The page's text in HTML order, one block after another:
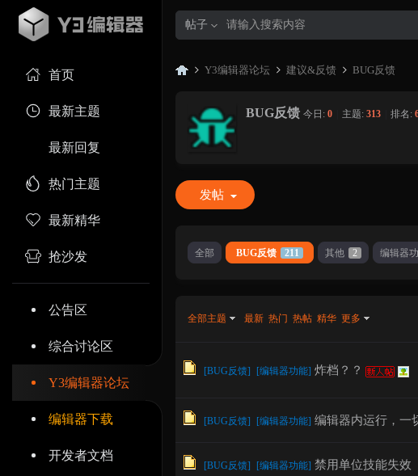
首页
最新主题
最新回复
热门主题
最新精华
抢沙发
公告区
综合讨论区
Y3编辑器论坛
编辑器下载
开发者文档
帖子
辑
Y3编辑器论坛 建议&反馈 BUG反馈
BUG反馈 今日:0 主题:313 排名:
发帖
全部 BUG反馈 211 其他 2 编辑器
全部主题 最新 热门 热帖 精华 更多
[BUG反馈] [编辑器功能] 炸档？？
[BUG反馈] [编辑器功能] 编辑器内运行，一
[BUG反馈] [编辑器功能] 禁用单位技能失效